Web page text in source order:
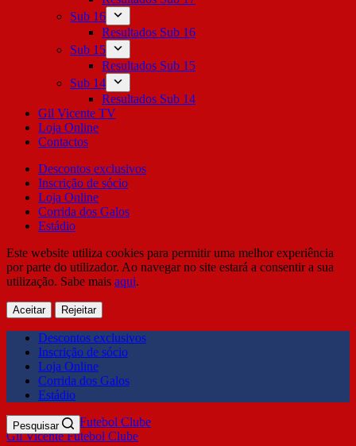
Sub 16
Resultados Sub 16
Sub 15
Resultados Sub 15
Sub 14
Resultados Sub 14
Gil Vicente TV
Loja Online
Contactos
Descontos exclusivos
Inscrição de sócio
Loja Online
Corrida dos Galos
Estádio
Este website utiliza cookies para permitir uma melhor experiência
por parte do utilizador. Ao navegar no site estará a consentir a sua
utilização. Sabe mais aqui.
Aceitar Rejeitar
Descontos exclusivos
Inscrição de sócio
Loja Online
Corrida dos Galos
Estádio
Gil Vicente Futebol Clube
Pesquisar